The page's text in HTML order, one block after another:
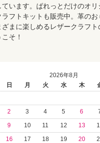
ています。ぱれっとだけのオ
ラフトキットも販売中。革の
ざまに楽しめるレザークラフト
そ！
2026年8月
日
月 火 水 木
2
3 4 5 6
9
10 11 12 13
16
17 18 19 20